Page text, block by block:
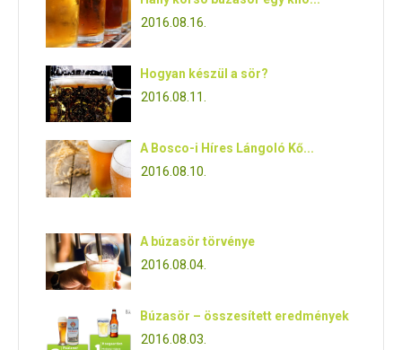
2016.08.16.
Hogyan készül a sör?
2016.08.11.
A Bosco-i Híres Lángoló Kő...
2016.08.10.
A búzasör törvénye
2016.08.04.
Búzasör – összesített eredmények
2016.08.03.